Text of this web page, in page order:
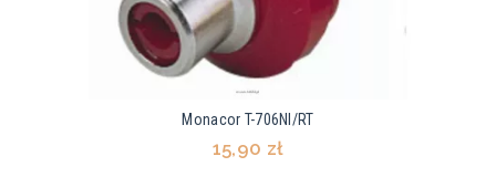
Monacor T-706NI/RT
15,90 zł